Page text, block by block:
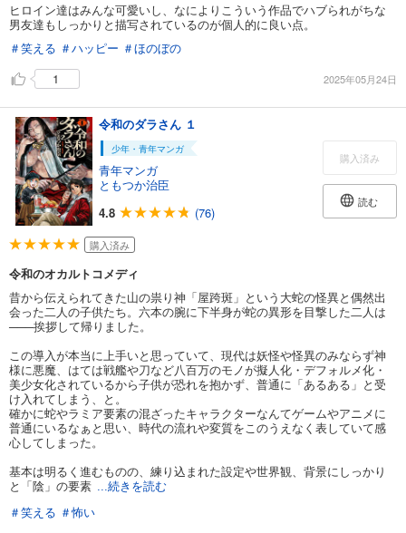
ヒロイン達はみんな可愛いし、なによりこういう作品でハブられがちな
男友達もしっかりと描写されているのが個人的に良い点。
＃笑える ＃ハッピー ＃ほのぼの
1
2025年05月24日
令和のダラさん １
少年・青年マンガ
青年マンガ
ともつか治臣
4.8
(76)
購入済み
読む
購入済み
令和のオカルトコメディ
昔から伝えられてきた山の祟り神「屋跨斑」という大蛇の怪異と偶然出
会った二人の子供たち。六本の腕に下半身が蛇の異形を目撃した二人は
───挨拶して帰りました。
この導入が本当に上手いと思っていて、現代は妖怪や怪異のみならず神
様に悪魔、はては戦艦や刀など八百万のモノが擬人化・デフォルメ化・
美少女化されているから子供が恐れを抱かず、普通に「あるある」と受
け入れてしまう、と。
確かに蛇やラミア要素の混ざったキャラクターなんてゲームやアニメに
普通にいるなぁと思い、時代の流れや変質をこのうえなく表していて感
心してしまった。
基本は明るく進むものの、練り込まれた設定や世界観、背景にしっかり
と「陰」の要素 ...続きを読む
＃笑える ＃怖い